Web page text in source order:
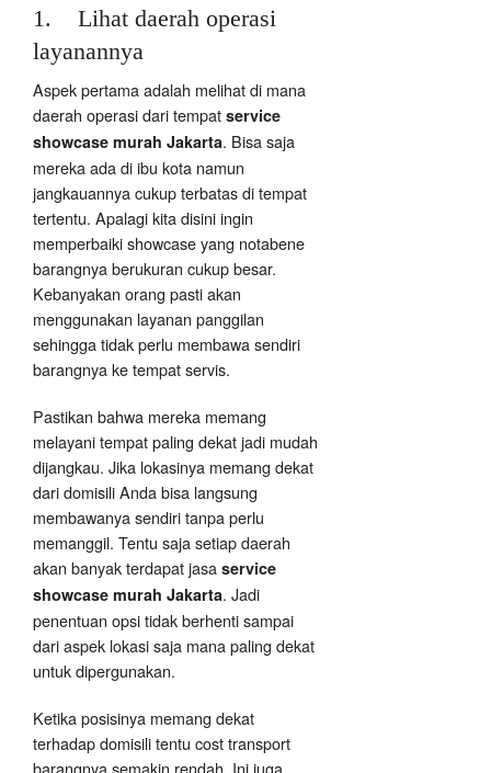
1. Lihat daerah operasi
layanannya
Aspek pertama adalah melihat di mana
daerah operasi dari tempat service
showcase murah Jakarta. Bisa saja
mereka ada di ibu kota namun
jangkauannya cukup terbatas di tempat
tertentu. Apalagi kita disini ingin
memperbaiki showcase yang notabene
barangnya berukuran cukup besar.
Kebanyakan orang pasti akan
menggunakan layanan panggilan
sehingga tidak perlu membawa sendiri
barangnya ke tempat servis.
Pastikan bahwa mereka memang
melayani tempat paling dekat jadi mudah
dijangkau. Jika lokasinya memang dekat
dari domisili Anda bisa langsung
membawanya sendiri tanpa perlu
memanggil. Tentu saja setiap daerah
akan banyak terdapat jasa service
showcase murah Jakarta. Jadi
penentuan opsi tidak berhenti sampai
dari aspek lokasi saja mana paling dekat
untuk dipergunakan.
Ketika posisinya memang dekat
terhadap domisili tentu cost transport
barangnya semakin rendah. Ini juga